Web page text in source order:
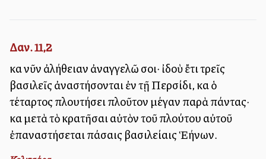
Δαν. 11,2
καὶ νῦν ἀλήθειαν ἀναγγελῶ σοι· ἰδοὺ ἔτι τρεῖς
βασιλεῖς ἀναστήσονται ἐν τῇ Περσίδι, καὶ ὁ
τέταρτος πλουτήσει πλοῦτον μέγαν παρὰ πάντας·
καὶ μετὰ τὸ κρατῆσαι αὐτὸν τοῦ πλούτου αὐτοῦ
ἐπαναστήσεται πάσαις βασιλείαις Ἑλλήνων.